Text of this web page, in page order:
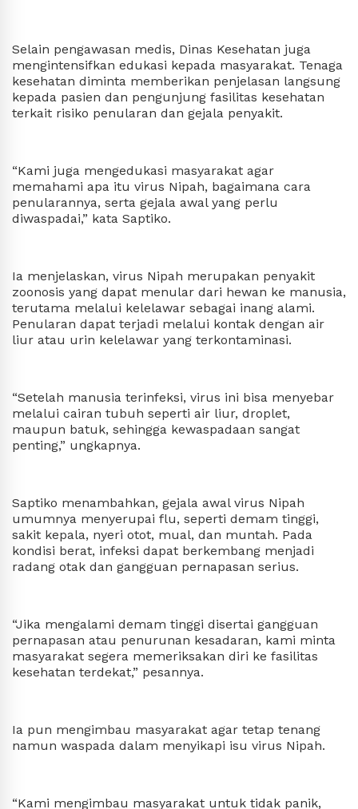
Selain pengawasan medis, Dinas Kesehatan juga
mengintensifkan edukasi kepada masyarakat. Tenaga
kesehatan diminta memberikan penjelasan langsung
kepada pasien dan pengunjung fasilitas kesehatan
terkait risiko penularan dan gejala penyakit.
“Kami juga mengedukasi masyarakat agar
memahami apa itu virus Nipah, bagaimana cara
penularannya, serta gejala awal yang perlu
diwaspadai,” kata Saptiko.
Ia menjelaskan, virus Nipah merupakan penyakit
zoonosis yang dapat menular dari hewan ke manusia,
terutama melalui kelelawar sebagai inang alami.
Penularan dapat terjadi melalui kontak dengan air
liur atau urin kelelawar yang terkontaminasi.
“Setelah manusia terinfeksi, virus ini bisa menyebar
melalui cairan tubuh seperti air liur, droplet,
maupun batuk, sehingga kewaspadaan sangat
penting,” ungkapnya.
Saptiko menambahkan, gejala awal virus Nipah
umumnya menyerupai flu, seperti demam tinggi,
sakit kepala, nyeri otot, mual, dan muntah. Pada
kondisi berat, infeksi dapat berkembang menjadi
radang otak dan gangguan pernapasan serius.
“Jika mengalami demam tinggi disertai gangguan
pernapasan atau penurunan kesadaran, kami minta
masyarakat segera memeriksakan diri ke fasilitas
kesehatan terdekat,” pesannya.
Ia pun mengimbau masyarakat agar tetap tenang
namun waspada dalam menyikapi isu virus Nipah.
“Kami mengimbau masyarakat untuk tidak panik,